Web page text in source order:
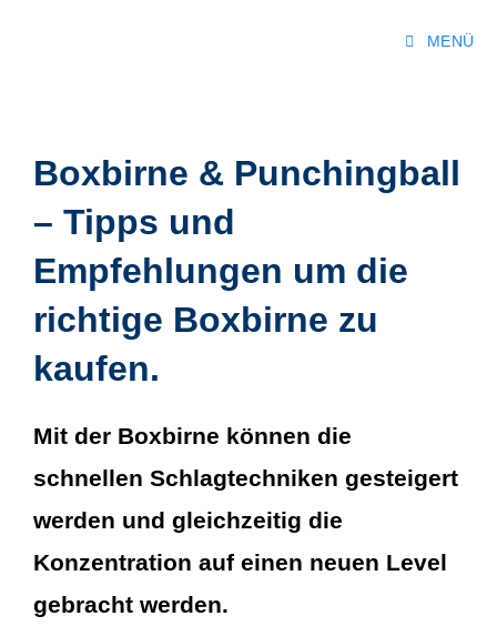
MENÜ
Boxbirne & Punchingball
– Tipps und
Empfehlungen um die
richtige Boxbirne zu
kaufen.
Mit der Boxbirne können die
schnellen Schlagtechniken gesteigert
werden und gleichzeitig die
Konzentration auf einen neuen Level
gebracht werden.